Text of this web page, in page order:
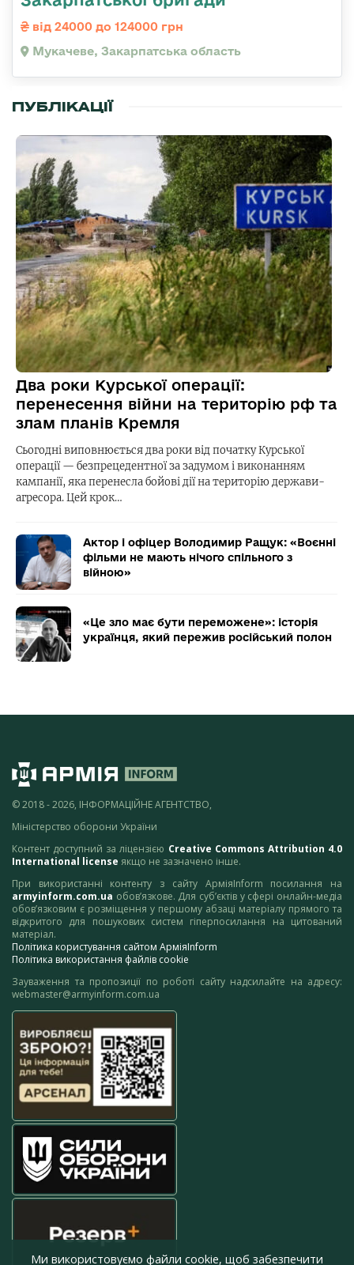
від 24000 до 124000 грн
Мукачеве, Закарпатська область
ПУБЛІКАЦІЇ
Два роки Курської операції:
перенесення війни на територію рф та
злам планів Кремля
Сьогодні виповнюється два роки від початку Курської
операції — безпрецедентної за задумом і виконанням
кампанії, яка перенесла бойові дії на територію держави-
агресора. Цей крок…
Актор і офіцер Володимир Ращук: «Воєнні
фільми не мають нічого спільного з
війною»
«Це зло має бути переможене»: історія
українця, який пережив російський полон
© 2018 - 2026, ІНФОРМАЦІЙНЕ АГЕНТСТВО,
Міністерство оборони України
Контент доступний за ліцензією Creative Commons Attribution 4.0
International license якщо не зазначено інше.
При використанні контенту з сайту АрміяInform посилання на
armyinform.com.ua обов’язкове. Для суб’єктів у сфері онлайн-медіа
обов’язковим є розміщення у першому абзаці матеріалу прямого та
відкритого для пошукових систем гіперпосилання на цитований
матеріал.
Політика користування сайтом АрміяInform
Політика використання файлів cookie
Зауваження та пропозиції по роботі сайту надсилайте на адресу:
webmaster@armyinform.com.ua
Ми використовуємо файли cookie, щоб забезпечити